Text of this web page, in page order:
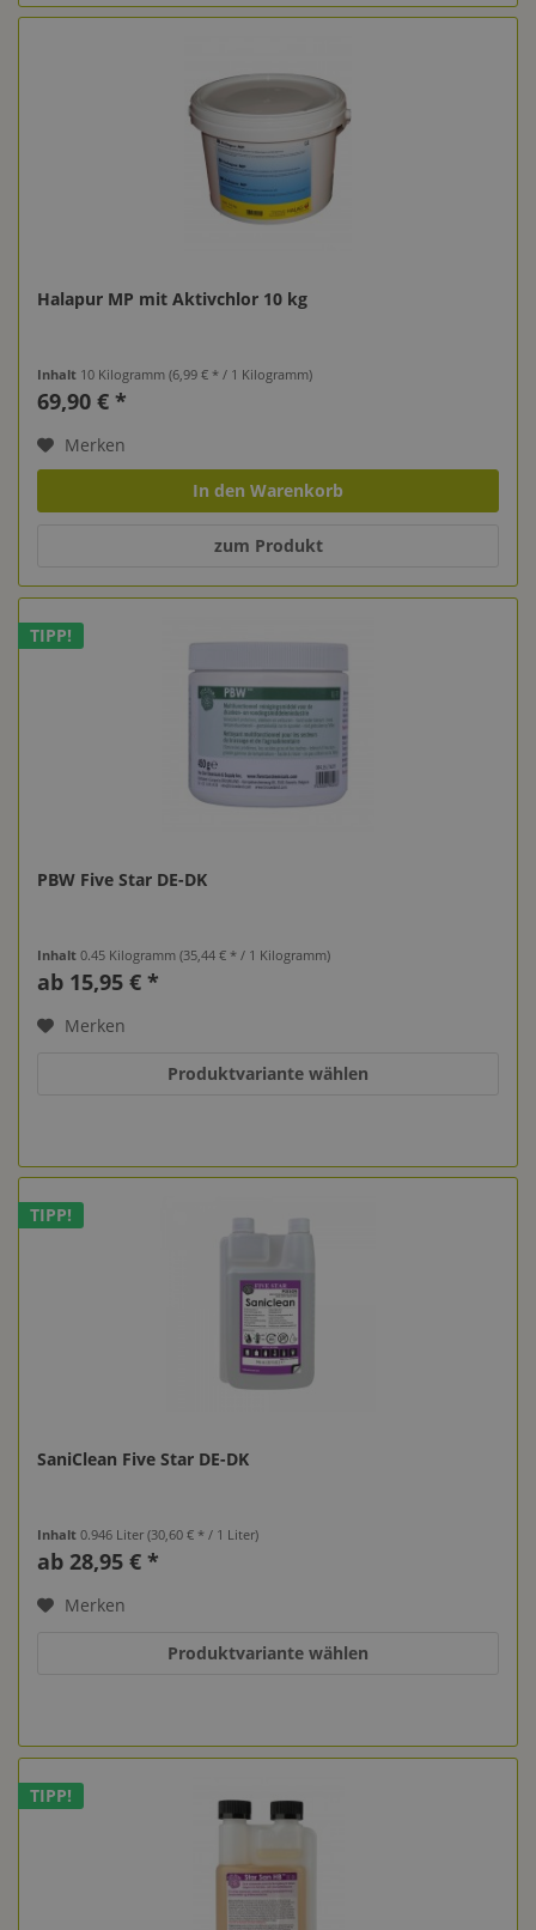
Halapur MP mit Aktivchlor 10 kg
Inhalt 10 Kilogramm(6,99 € * / 1 Kilogramm)
69,90 € *
Merken
In den Warenkorb
zum Produkt
TIPP!
PBW Five Star DE-DK
Inhalt0.45 Kilogramm(35,44 € * / 1 Kilogramm)
ab 15,95 € *
Merken
Produktvariante wählen
TIPP!
SaniClean Five Star DE-DK
Inhalt0.946 Liter(30,60 € * / 1 Liter)
ab 28,95 € *
Merken
Produktvariante wählen
TIPP!